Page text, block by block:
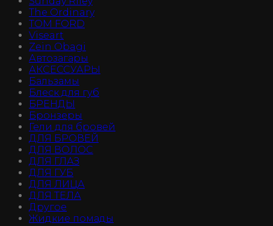
The Ordinary
TOM FORD
Viseart
Zein Obagi
Автозагары
АКСЕССУАРЫ
Бальзамы
Блеск для губ
БРЕНДЫ
Бронзеры
Гели для бровей
ДЛЯ БРОВЕЙ
ДЛЯ ВОЛОС
ДЛЯ ГЛАЗ
ДЛЯ ГУБ
ДЛЯ ЛИЦА
ДЛЯ ТЕЛА
Другое
Жидкие помады